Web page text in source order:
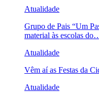
Atualidade
Grupo de Pais “Um
material às escolas
Atualidade
Vêm aí as Festas da
Atualidade